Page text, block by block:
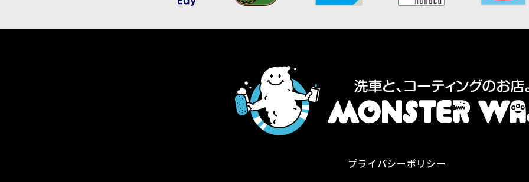
プライバシーポリシー